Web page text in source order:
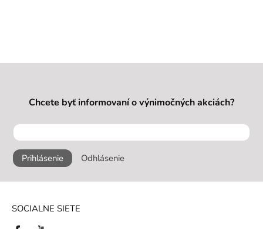
Chcete byť informovaní o výnimočných akciách?
Prihlásenie Odhlásenie
SOCIALNE SIETE